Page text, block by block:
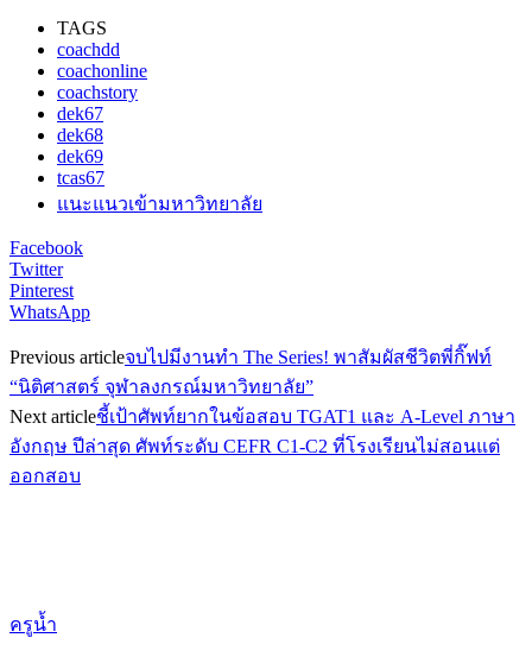
TAGS
coachdd
coachonline
coachstory
dek67
dek68
dek69
tcas67
แนะแนวเข้ามหาวิทยาลัย
Facebook
Twitter
Pinterest
WhatsApp
Previous articleจบไปมีงานทำ The Series! พาสัมผัสชีวิตพี่กิ๊ฟท์
“นิติศาสตร์ จุฬาลงกรณ์มหาวิทยาลัย”
Next articleชี้เป้าศัพท์ยากในข้อสอบ TGAT1 และ A-Level ภาษา
อังกฤษ ปีล่าสุด ศัพท์ระดับ CEFR C1-C2 ที่โรงเรียนไม่สอนแต่
ออกสอบ
ครูน้ำ